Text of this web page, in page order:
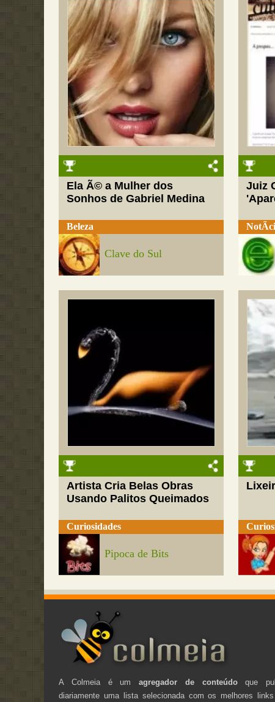
Ela Ã© a Mulher dos
Sonhos de Gabriel Medina
Beleza
Clave do Sul
Juiz
Artista Cria Belas Obras
Usando Palitos Queimados
Curiosidades
Pipoca de Bits
A Colmeia é umagregador de conteúdoque
diariamente uma lista selecionada com os melhores